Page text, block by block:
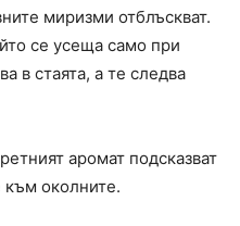
миризми отблъскват.
се усеща само при
в стаята, а те следва
аромат подсказват
към околните.